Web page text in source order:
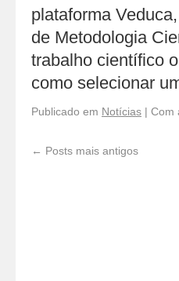
plataforma
de Metodologia
trabalho científico
como selecionar
Publicado em Notícias | Com
← Posts mais antigos